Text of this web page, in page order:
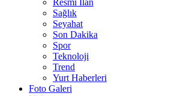
Sağlık
Seyahat
Son Dakika
Spor
Teknoloji
Trend
Yurt Haberleri
Foto Galeri